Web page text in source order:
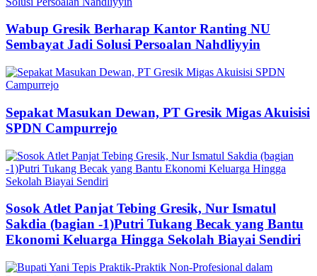
Wabup Gresik Berharap Kantor Ranting NU
Sembayat Jadi Solusi Persoalan Nahdliyyin
Sepakat Masukan Dewan, PT Gresik Migas Akuisisi
SPDN Campurrejo
Sosok Atlet Panjat Tebing Gresik, Nur Ismatul
Sakdia (bagian -1)Putri Tukang Becak yang Bantu
Ekonomi Keluarga Hingga Sekolah Biayai Sendiri